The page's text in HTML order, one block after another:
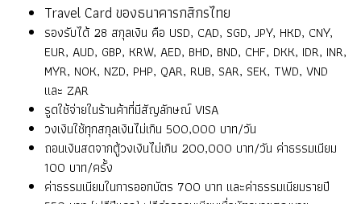
Travel Card ของธนาคารกสิกรไทย
รองรับได้ 28 สกุลเงิน คือ USD, CAD, SGD, JPY, HKD, CNY,
EUR, AUD, GBP, KRW, AED, BHD, BND, CHF, DKK, IDR, INR,
MYR, NOK, NZD, PHP, QAR, RUB, SAR, SEK, TWD, VND
และ ZAR
รูดใช้จ่ายในร้านค้าที่มีสัญลักษณ์ VISA
วงเงินใช้ทุกสกุลเงินไม่เกิน 500,000 บาท/วัน
ถอนเงินสดจากตู้วงเงินไม่เกิน 200,000 บาท/วัน ค่าธรรมเนียม
100 บาท/ครั้ง
ค่าธรรมเนียมในการออกบัตร 700 บาท และค่าธรรมเนียมรายปี